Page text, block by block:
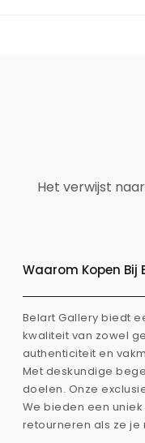
Het verwijst
Waarom Kopen Bij
Belart Gallery biedt
kwaliteit van zowel
authenticiteit en
Met deskundige
doelen. Onze
We bieden een
retourneren als ze je